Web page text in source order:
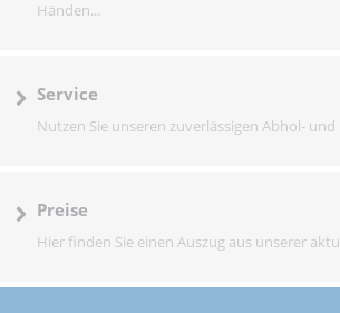
Händen...
Service
Nutzen Sie unseren zuverlässigen Abhol- und
Preise
Hier finden Sie einen Auszug aus unserer